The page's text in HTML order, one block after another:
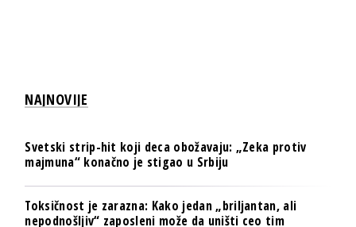
NAJNOVIJE
Svetski strip-hit koji deca obožavaju: „Zeka protiv
majmuna“ konačno je stigao u Srbiju
Toksičnost je zarazna: Kako jedan „briljantan, ali
nepodnošljiv“ zaposleni može da uništi ceo tim